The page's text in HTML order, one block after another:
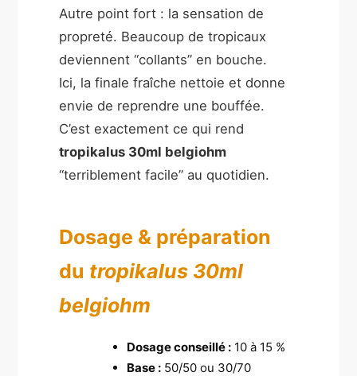
Autre point fort : la sensation de
propreté. Beaucoup de tropicaux
deviennent “collants” en bouche.
Ici, la finale fraîche nettoie et donne
envie de reprendre une bouffée.
C’est exactement ce qui rend
tropikalus 30ml belgiohm
“terriblement facile” au quotidien.
Dosage & préparation
du tropikalus 30ml
belgiohm
Dosage conseillé : 10 à 15 %
Base : 50/50 ou 30/70